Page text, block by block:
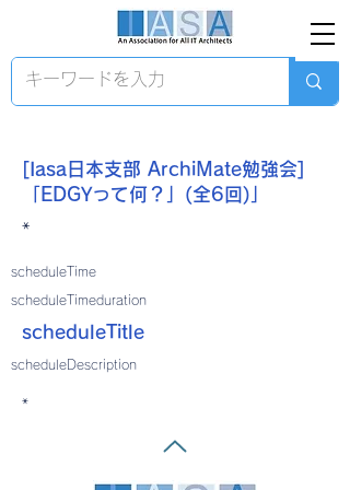
[Iasa日本支部 ArchiMate勉強会]
「EDGYって何？」(全6回)」
*
scheduleTime
scheduleTimeduration
scheduleTitle
scheduleDescription
*